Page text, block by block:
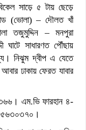
সাড়ে ৫ টায় ছেড়ে
(ভোলা) – দৌলত খাঁ
তজুমুদ্দিন – মনপুরা
ঘাটে সাধারণত পৌঁছায়
নিঝুম দ্বীপ এ যেতে
ঢাকায় ফেরত যাবার
এম.ভি ফারহান ৪-